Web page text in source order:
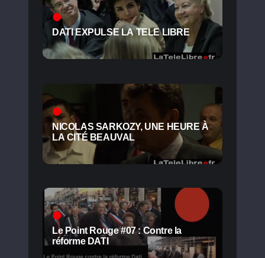
DATI EXPULSE LA TELE LIBRE
NICOLAS SARKOZY, UNE HEURE À
LA CITÉ BEAUVAL
Le Point Rouge #07 : Contre la
réforme DATI